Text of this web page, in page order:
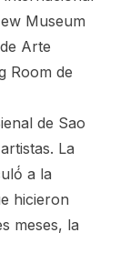
Museum
Arte
Room de
de Sao
La
a la
hicieron
meses, la